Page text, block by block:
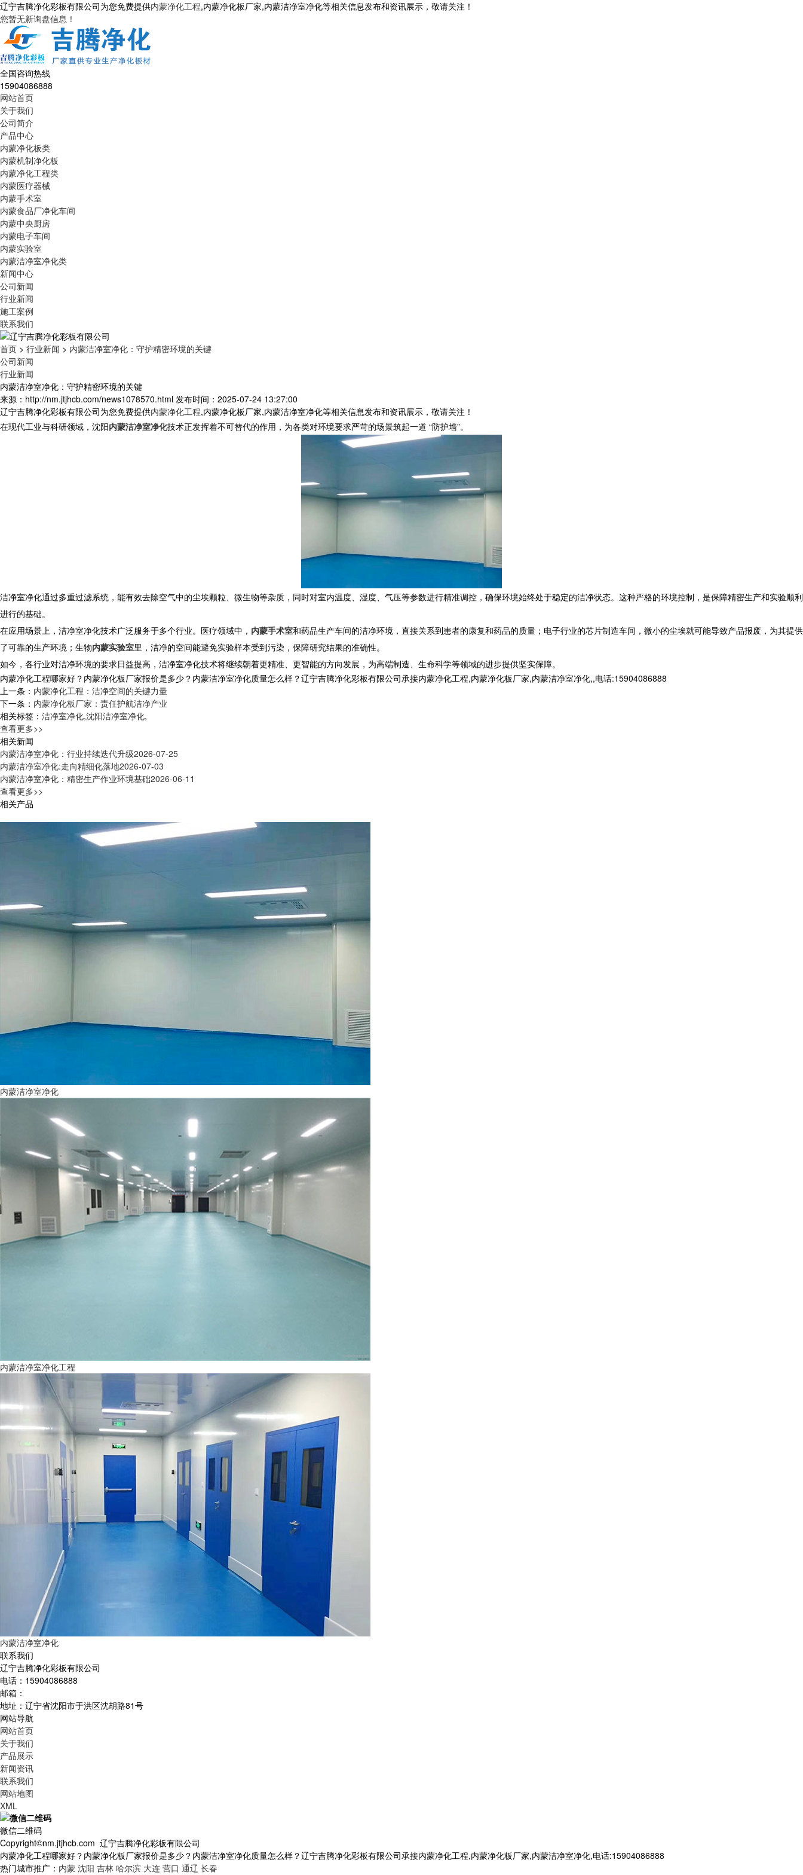
辽宁吉腾净化彩板有限公司为您免费提供内蒙净化工程,内蒙净化板厂家,内蒙洁净室净化等相关信息发布和资讯展示，敬请关注！
您暂无新询盘信息！
全国咨询热线
15904086888
网站首页
关于我们
公司简介
产品中心
内蒙净化板类
内蒙机制净化板
内蒙净化工程类
内蒙医疗器械
内蒙手术室
内蒙食品厂净化车间
内蒙中央厨房
内蒙电子车间
内蒙实验室
内蒙洁净室净化类
新闻中心
公司新闻
行业新闻
施工案例
联系我们
首页 > 行业新闻 > 内蒙洁净室净化：守护精密环境的关键​
公司新闻
行业新闻
内蒙洁净室净化：守护精密环境的关键​
来源：http://nm.jtjhcb.com/news1078570.html 发布时间：2025-07-24 13:27:00
辽宁吉腾净化彩板有限公司为您免费提供内蒙净化工程,内蒙净化板厂家,内蒙洁净室净化等相关信息发布和资讯展示，敬请关注！
在现代工业与科研领域，沈阳内蒙洁净室净化技术正发挥着不可替代的作用，为各类对环境要求严苛的场景筑起一道 “防护墙”。
​ 洁净室净化通过多重过滤系统，能有效去除空气中的尘埃颗粒、微生物等杂质，同时对室内温度、湿度、气压等参数进行精准调控，确保环境始终处于稳定的洁净状态。这种严格的环境控制，是保障精密生产和实验顺利
进行的基础。
​ 在应用场景上，洁净室净化技术广泛服务于多个行业。医疗领域中， 内蒙手术室和药品生产车间的洁净环境，直接关系到患者的康复和药品的质量；电子行业的芯片制造车间，微小的尘埃就可能导致产品报废，为其提供
了可靠的生产环境；生物内蒙实验室里，洁净的空间能避免实验样本受到污染，保障研究结果的准确性。​
如今，各行业对洁净环境的要求日益提高，洁净室净化技术将继续朝着更精准、更智能的方向发展，为高端制造、生命科学等领域的进步提供坚实保障。​
内蒙净化工程哪家好？内蒙净化板厂家报价是多少？内蒙洁净室净化质量怎么样？辽宁吉腾净化彩板有限公司承接内蒙净化工程,内蒙净化板厂家,内蒙洁净室净化,,电话:15904086888
上一条： 内蒙净化工程：洁净空间的关键力量​
下一条： 内蒙净化板厂家：责任护航洁净产业​
相关标签： 洁净室净化,沈阳洁净室净化,
查看更多>>
相关新闻
内蒙洁净室净化：行业持续迭代升级2026-07-25
内蒙洁净室净化:走向精细化落地2026-07-03
内蒙洁净室净化：精密生产作业环境基础2026-06-11
查看更多>>
相关产品
内蒙洁净室净化
内蒙洁净室净化工程
内蒙洁净室净化
联系我们
辽宁吉腾净化彩板有限公司
电话：15904086888
邮箱：
地址：辽宁省沈阳市于洪区沈胡路81号
网站导航
网站首页
关于我们
产品展示
新闻资讯
联系我们
网站地图
XML
微信二维码
Copyright©nm.jtjhcb.com 辽宁吉腾净化彩板有限公司
内蒙净化工程哪家好？内蒙净化板厂家报价是多少？内蒙洁净室净化质量怎么样？辽宁吉腾净化彩板有限公司承接内蒙净化工程,内蒙净化板厂家,内蒙洁净室净化,电话:15904086888
热门城市推广： 内蒙 沈阳 吉林 哈尔滨 大连 营口 通辽 长春